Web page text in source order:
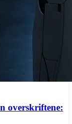
overskriftene: